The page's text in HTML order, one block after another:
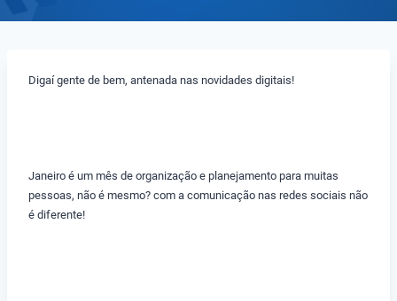
Digaí gente de bem, antenada nas novidades digitais!
Janeiro é um mês de organização e planejamento para muitas
pessoas, não é mesmo? com a comunicação nas redes sociais não
é diferente!